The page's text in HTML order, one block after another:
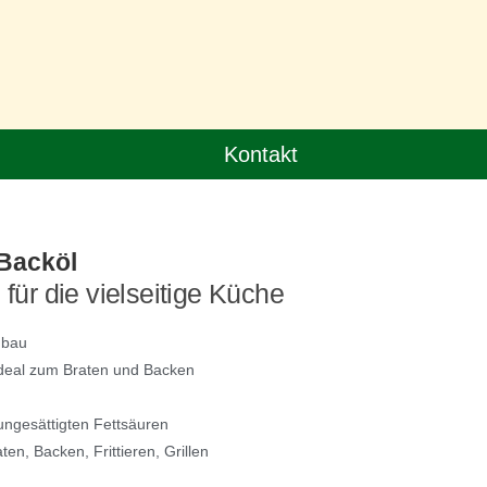
Kontakt
die vielseitige Küche
zum Braten und Backen
Fettsäuren
Backen, Frittieren, Grillen